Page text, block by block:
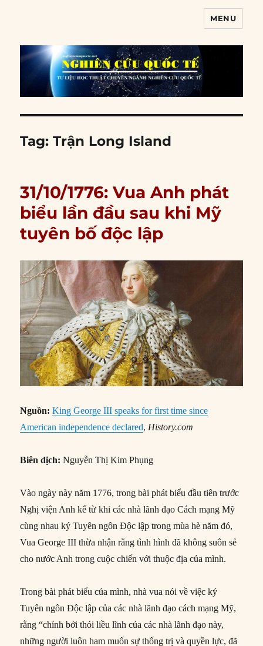
MENU
Tag:Trận Long Island
31/10/1776: Vua Anh phát
biểu lần đầu sau khi Mỹ
tuyên bố độc lập
Nguồn: King George III speaks for first time since
American independence declared,History.com
Biên dịch: Nguyễn Thị Kim Phụng
Vào ngày này năm 1776, trong bài phát biểu đầu tiên trước
Nghị viện Anh kể từ khi các nhà lãnh đạo Cách mạng Mỹ
cùng nhau ký Tuyên ngôn Độc lập trong mùa hè năm đó,
Vua George III thừa nhận rằng tình hình đã không suôn sẻ
cho nước Anh trong cuộc chiến với thuộc địa của mình.
Trong bài phát biểu của mình, nhà vua nói về việc ký
Tuyên ngôn Độc lập của các nhà lãnh đạo cách mạng Mỹ,
rằng “chính bởi thói liều lĩnh của các nhà lãnh đạo này,
những người luôn ham muốn sự thống trị và quyền lực, đã